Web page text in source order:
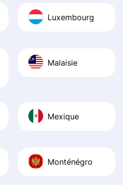
Luxembourg
Malaisie
Mexique
Monténégro